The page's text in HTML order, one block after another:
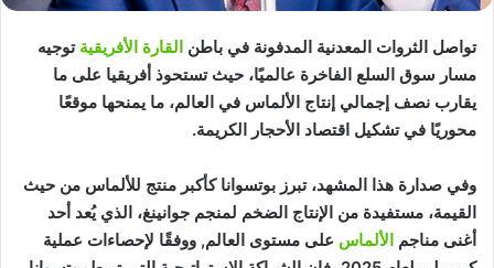
تواصل الثروات المعدنية المدفونة في باطن القارة الأفريقية توجيه
مسار سوق السلع الفاخرة عالميًا، حيث تستحوذ أفريقيا على ما
يقارب نصف إجمالي إنتاج الألماس في العالم، ما يمنحها موقعًا
محوريًا في تشكيل اقتصاد الأحجار الكريمة.
وفي صدارة هذا المشهد، تبرز بوتسوانا كأكبر منتج للألماس من حيث
القيمة، مستفيدة من الإنتاج الضخم لمنجم جوانينغ، الذي يُعد أحد
أغنى مناجم الألماس على مستوى العالم, ووفقًا لإحصاءات عملية